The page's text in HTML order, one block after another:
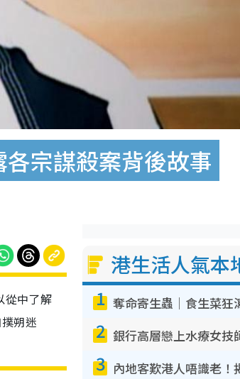
宗謀殺案背後故事
從中了解
朔迷
港生活人氣本
1
2
3